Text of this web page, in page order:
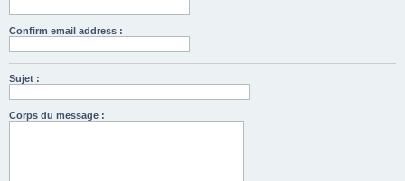
Confirm email address :
Sujet :
Corps du message :